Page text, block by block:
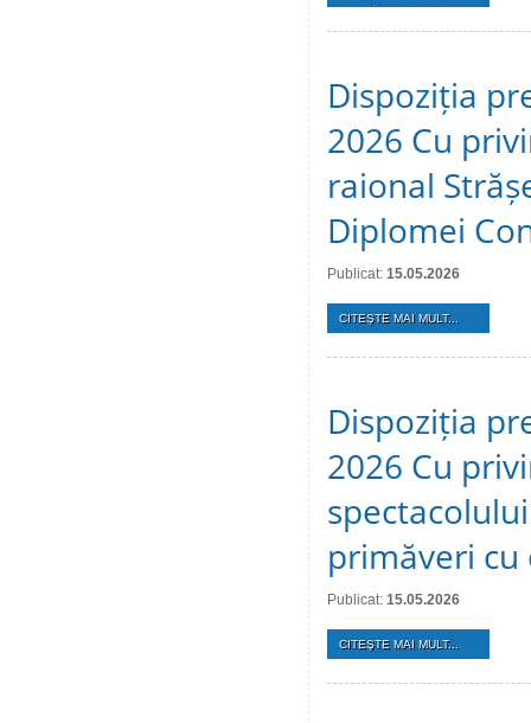
Dispoziția
2026 Cu
raional
Diplomei
Publicat: 15.05.2026
CITEŞTE MAI MULT...
Dispoziția
2026 Cu
spectacolului
primăveri cu
Publicat: 15.05.2026
CITEŞTE MAI MULT...